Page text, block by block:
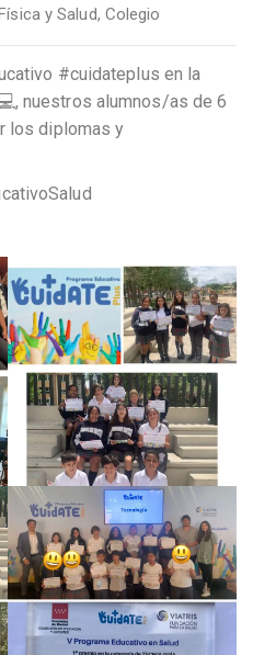
y Salud, Colegio
#cuidateplus en la
nuestros alumnos/as de 6
los diplomas y